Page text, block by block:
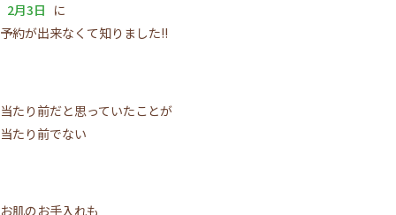
2月3日 に
予約が出来なくて知りました!!
当たり前だと思っていたことが
当たり前でない
お肌のお手入れも